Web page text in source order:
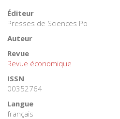
Éditeur
Presses de Sciences Po
Auteur
Revue
Revue économique
ISSN
00352764
Langue
français